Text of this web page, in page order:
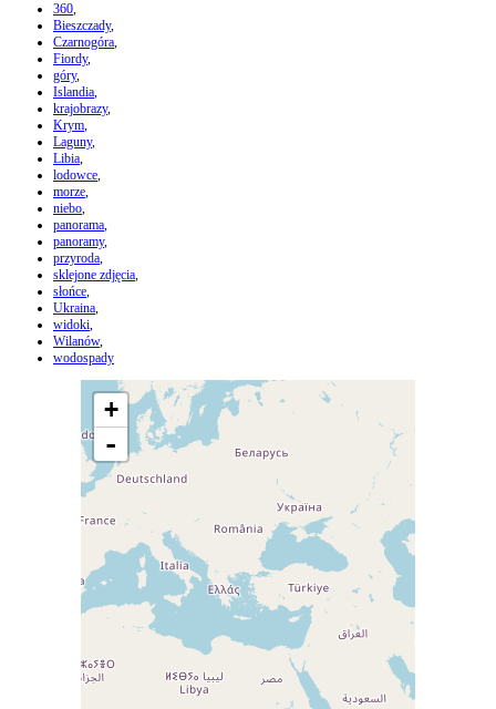
360,
Bieszczady,
Czarnogóra,
Fiordy,
góry,
Islandia,
krajobrazy,
Krym,
Laguny,
Libia,
lodowce,
morze,
niebo,
panorama,
panoramy,
przyroda,
sklejone zdjęcia,
słońce,
Ukraina,
widoki,
Wilanów,
wodospady
+
-